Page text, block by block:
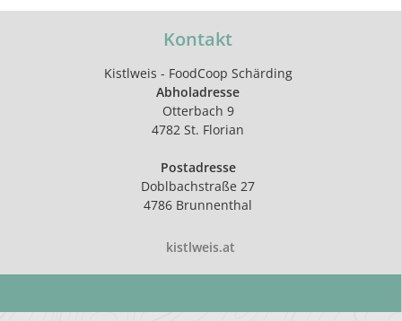
Kontakt
Kistlweis - FoodCoop Schärding
Abholadresse
Otterbach 9
4782 St. Florian
Postadresse
Doblbachstraße 27
4786 Brunnenthal
kistlweis.at